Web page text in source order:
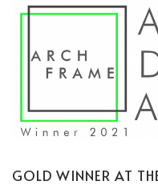
GOLD WINNER AT